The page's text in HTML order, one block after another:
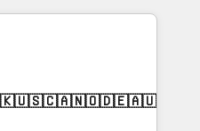
With over 115
on EMEA - USA